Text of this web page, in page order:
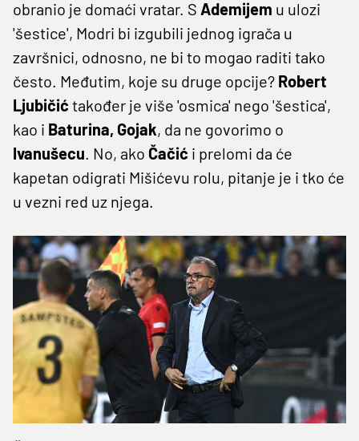
obranio je domaći vratar. S Ademijem u ulozi
'šestice', Modri bi izgubili jednog igrača u
završnici, odnosno, ne bi to mogao raditi tako
često. Međutim, koje su druge opcije? Robert
Ljubičić također je više 'osmica' nego 'šestica',
kao i Baturina, Gojak, da ne govorimo o
Ivanušecu. No, ako Čačić i prelomi da će
kapetan odigrati Mišićevu rolu, pitanje je i tko će
u vezni red uz njega.